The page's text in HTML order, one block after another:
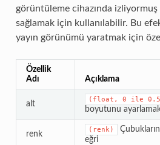
görüntüleme cihazında
sağlamak için kullanılabilir. Bu
yayın görünümü yaratmak için
Özellik
Adı
Açıklama
alt (float, 0 ile 0.5
boyutunu
renk (renk)
eğri